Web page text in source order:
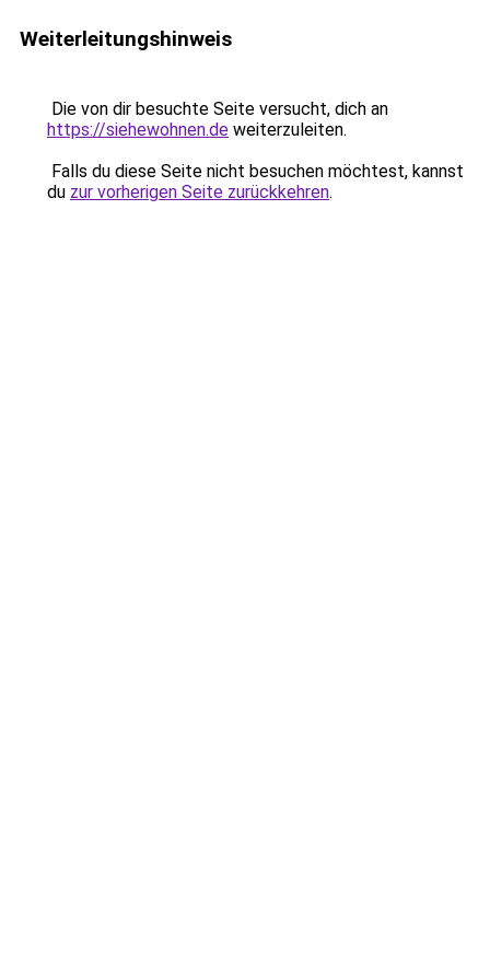
Weiterleitungshinweis
Die von dir besuchte Seite versucht, dich an
https://siehewohnen.de weiterzuleiten.
Falls du diese Seite nicht besuchen möchtest, kannst
du zur vorherigen Seite zurückkehren.